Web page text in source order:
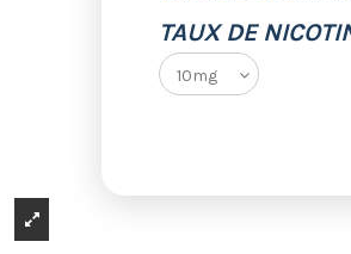
TAUX DE